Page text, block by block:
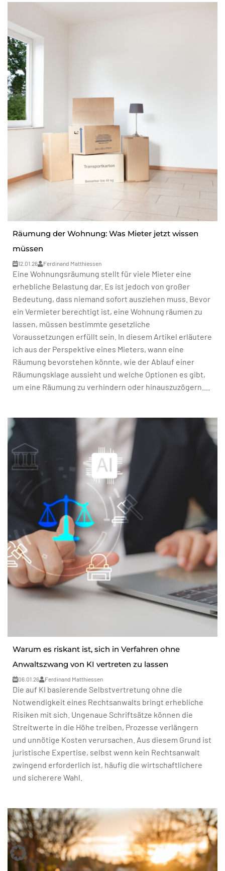
Räumung der Wohnung: Was Mieter jetzt wissen
müssen
12.01.26 Ferdinand Matthiessen
Eine Wohnungsräumung stellt für viele Mieter eine
erhebliche Belastung dar. Es ist jedoch von großer
Bedeutung, dass niemand sofort ausziehen muss. Bevor
ein Vermieter berechtigt ist, eine Wohnung räumen zu
lassen, müssen bestimmte gesetzliche
Voraussetzungen erfüllt sein. In diesem Artikel erläutere
ich aus der Perspektive eines Mieters, wann eine
Räumung bevorstehen könnte, wie der Ablauf einer
Räumungsklage aussieht und welche Optionen es gibt,
um eine Räumung zu verhindern oder hinauszuzögern....
Warum es riskant ist, sich in Verfahren ohne
Anwaltszwang von KI vertreten zu lassen
06.01.26 Ferdinand Matthiessen
Die auf KI basierende Selbstvertretung ohne die
Notwendigkeit eines Rechtsanwalts bringt erhebliche
Risiken mit sich. Ungenaue Schriftsätze können die
Streitwerte in die Höhe treiben, Prozesse verlängern
und unnötige Kosten verursachen. Aus diesem Grund ist
juristische Expertise, selbst wenn kein Rechtsanwalt
zwingend erforderlich ist, häufig die wirtschaftlichere
und sicherere Wahl.